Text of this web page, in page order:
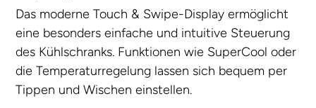
Das moderne Touch & Swipe-Display ermöglicht
eine besonders einfache und intuitive Steuerung
des Kühlschranks. Funktionen wie SuperCool oder
die Temperaturregelung lassen sich bequem per
Tippen und Wischen einstellen.